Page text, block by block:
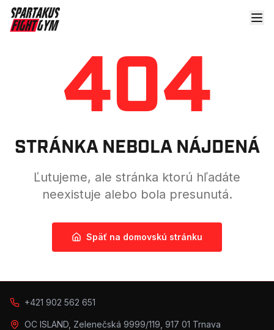
404
STRÁNKA NEBOLA NÁJDENÁ
Ľutujeme, ale stránka ktorú hľadáte
neexistuje alebo bola presunutá.
Späť na domovskú stránku
+421 902 562 651
OC ISLAND, Zelenečská 9999/119, 917 01 Trnava